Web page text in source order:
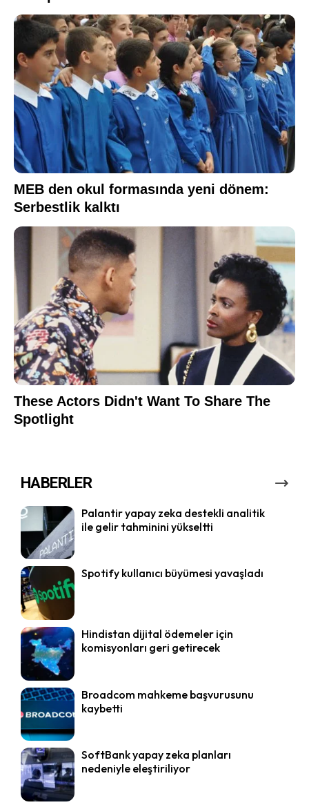
HABERLER
Palantir yapay zeka destekli analitik
ile gelir tahminini yükseltti
Spotify kullanıcı büyümesi yavaşladı
Hindistan dijital ödemeler için
komisyonları geri getirecek
Broadcom mahkeme başvurusunu
kaybetti
SoftBank yapay zeka planları
nedeniyle eleştiriliyor